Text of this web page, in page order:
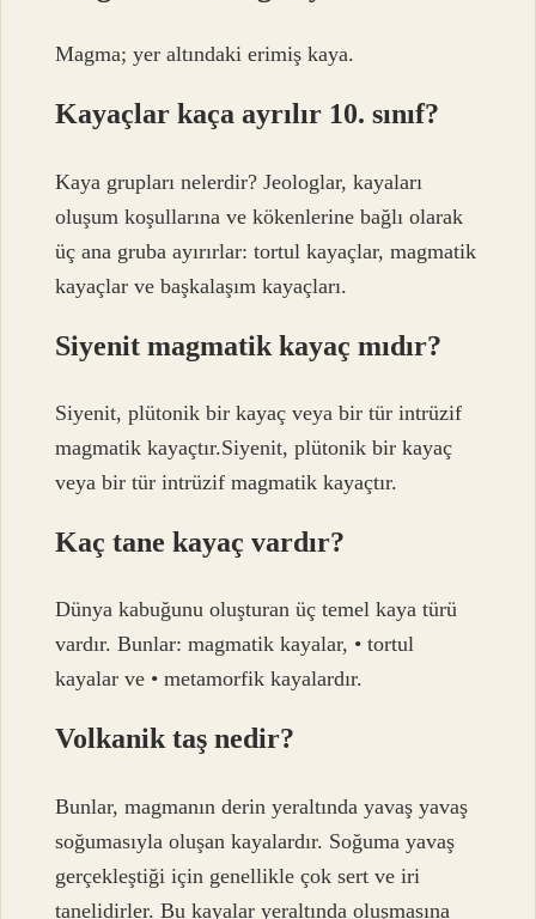
Magma; yer altındaki erimiş kaya.
Kayaçlar kaça ayrılır 10. sınıf?
Kaya grupları nelerdir? Jeologlar, kayaları
oluşum koşullarına ve kökenlerine bağlı olarak
üç ana gruba ayırırlar: tortul kayaçlar, magmatik
kayaçlar ve başkalaşım kayaçları.
Siyenit magmatik kayaç mıdır?
Siyenit, plütonik bir kayaç veya bir tür intrüzif
magmatik kayaçtır.Siyenit, plütonik bir kayaç
veya bir tür intrüzif magmatik kayaçtır.
Kaç tane kayaç vardır?
Dünya kabuğunu oluşturan üç temel kaya türü
vardır. Bunlar: magmatik kayalar, • tortul
kayalar ve • metamorfik kayalardır.
Volkanik taş nedir?
Bunlar, magmanın derin yeraltında yavaş yavaş
soğumasıyla oluşan kayalardır. Soğuma yavaş
gerçekleştiği için genellikle çok sert ve iri
tanelidirler. Bu kayalar yeraltında oluşmasına